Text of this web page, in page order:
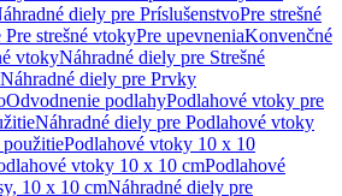
diely pre PríslušenstvoPre strešné
strešné vtokyPre upevneniaKonvenčné
vtokyNáhradné diely pre Strešné
Náhradné diely pre Prvky
Odvodnenie podlahyPodlahové vtoky pre
Náhradné diely pre Podlahové vtoky
použitiePodlahové vtoky 10 x 10
vtoky 10 x 10 cmPodlahové
10 x 10 cmNáhradné diely pre